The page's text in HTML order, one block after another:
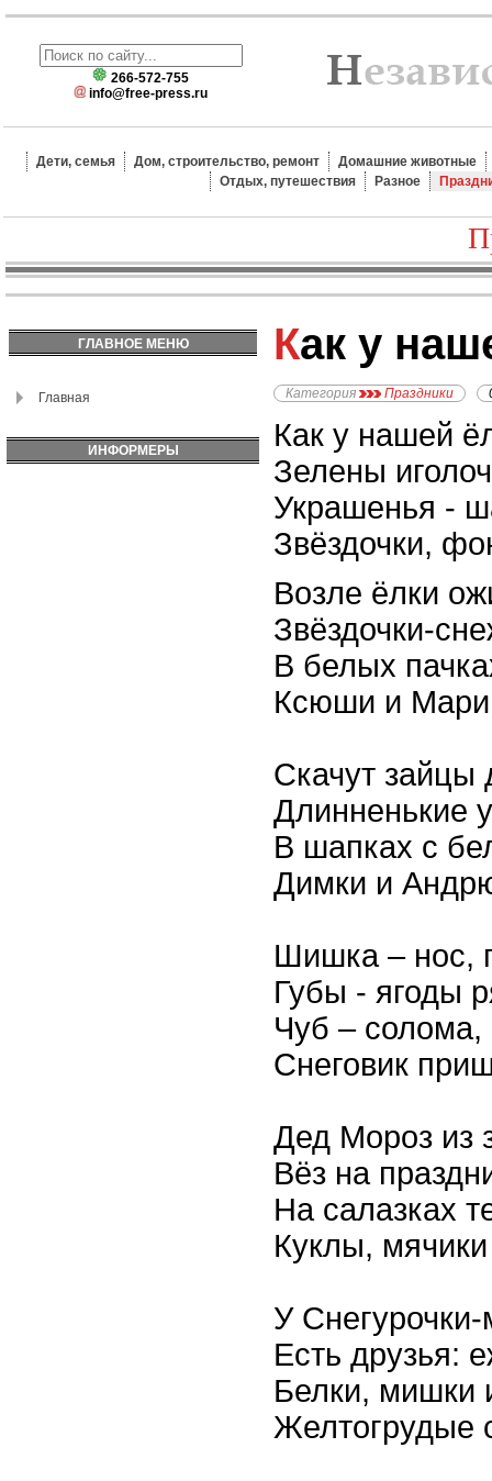
266-572-755
info@free-press.ru
Дети, семья Дом, строительство, ремонт
Домашние животные
Отдых, путешествия
Разное
ГЛАВНОЕ МЕНЮ
Главная
ИНФОРМЕРЫ
Как у
Категория Праздники
Как у нашей
Зелены
Украшенья -
Звёздочки,
Возле ёлки
Звёздочки-
В белых
Ксюши и
Скачут зайцы
Длинненькие
В шапках с
Димки и
Шишка – нос,
Губы - ягоды
Чуб – солома,
Снеговик
Дед Мороз из
Вёз на
На салазках
Куклы,
У
Есть друзья:
Белки, мишки
Желтогрудые